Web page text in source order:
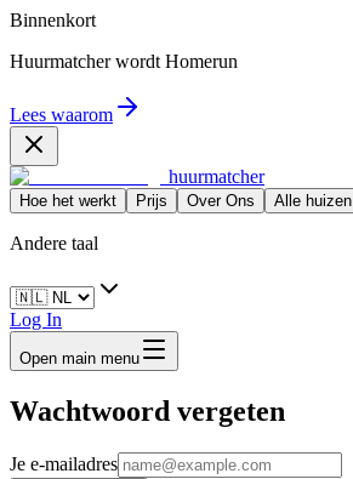
Binnenkort
Huurmatcher wordt Homerun
Lees waarom
huurmatcher
Hoe het werkt Prijs Over Ons Alle huizen
Andere taal
Log In
Open main menu
Wachtwoord vergeten
Je e-mailadres